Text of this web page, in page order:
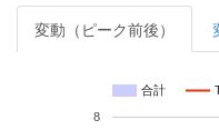
変動（ピーク前後）
合計
8